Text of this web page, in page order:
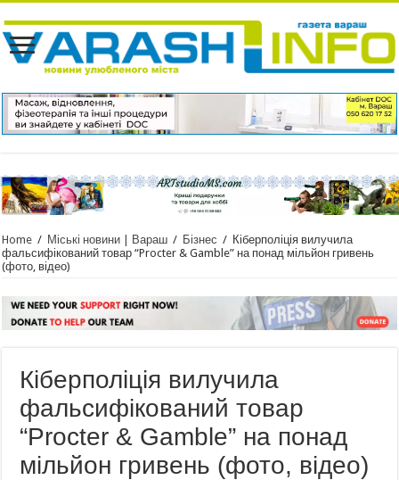
Home / Міські новини | Вараш / Бізнес / Кіберполіція вилучила
фальсифікований товар “Procter & Gamble” на понад мільйон гривень
(фото, відео)
Кіберполіція вилучила
фальсифікований товар
“Procter & Gamble” на понад
мільйон гривень (фото, відео)